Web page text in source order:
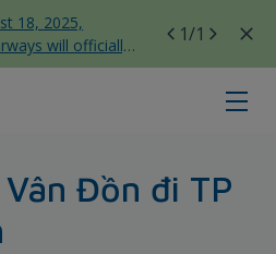
18, 2025,
will officially
flights to
Terminal T3
1/1
Đồn đi TP